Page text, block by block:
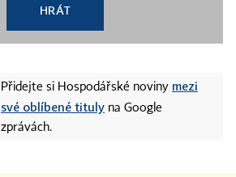
HRÁT
Přidejte si Hospodářské noviny mezi
své oblíbené tituly na Google
zprávách.